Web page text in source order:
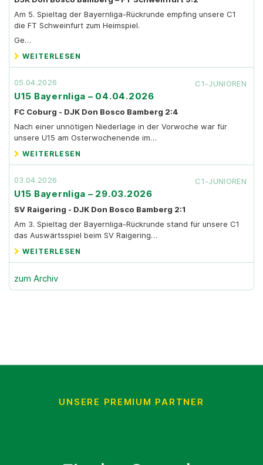
Am 5. Spieltag der Bayernliga-Rückrunde empfing unsere C1
die FT Schweinfurt zum Heimspiel.
Ge…
WEITERLESEN
05.04.2026 C1-JUNIOREN
U15 Bayernliga – 04.04.2026
FC Coburg - DJK Don Bosco Bamberg 2:4
Nach einer unnötigen Niederlage in der Vorwoche war für
unsere U15 am Osterwochenende im…
WEITERLESEN
03.04.2026 C1-JUNIOREN
U15 Bayernliga – 29.03.2026
SV Raigering - DJK Don Bosco Bamberg 2:1
Am 3. Spieltag der Bayernliga-Rückrunde stand für unsere C1
das Auswärtsspiel beim SV Raigering…
WEITERLESEN
zum Archiv
UNSERE PREMIUM PARTNER